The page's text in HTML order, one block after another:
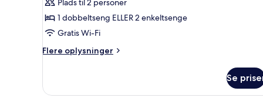
Plads til 2 personer
1 dobbeltseng ELLER 2 enkeltsenge
Gratis Wi-Fi
Flere oplysninger
Flere
værelse
Se